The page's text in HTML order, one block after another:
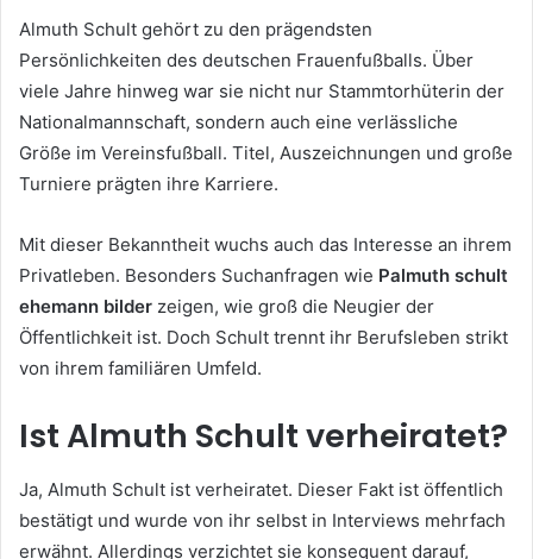
Almuth Schult gehört zu den prägendsten
Persönlichkeiten des deutschen Frauenfußballs. Über
viele Jahre hinweg war sie nicht nur Stammtorhüterin der
Nationalmannschaft, sondern auch eine verlässliche
Größe im Vereinsfußball. Titel, Auszeichnungen und große
Turniere prägten ihre Karriere.
Mit dieser Bekanntheit wuchs auch das Interesse an ihrem
Privatleben. Besonders Suchanfragen wie Palmuth schult
ehemann bilder zeigen, wie groß die Neugier der
Öffentlichkeit ist. Doch Schult trennt ihr Berufsleben strikt
von ihrem familiären Umfeld.
Ist Almuth Schult verheiratet?
Ja, Almuth Schult ist verheiratet. Dieser Fakt ist öffentlich
bestätigt und wurde von ihr selbst in Interviews mehrfach
erwähnt. Allerdings verzichtet sie konsequent darauf,